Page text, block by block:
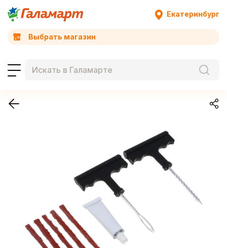
Екатеринбург
Выбрать магазин